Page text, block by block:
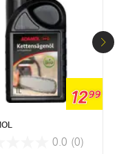
1299
0.0 (0)